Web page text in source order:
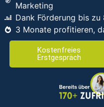
Marketing
Dank Förderung bis
3 Monate profitieren,
Kostenfreies
Erstgespräch